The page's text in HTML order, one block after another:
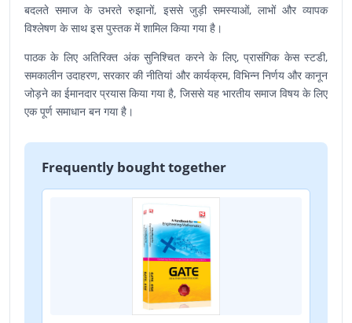
बदलते समाज के उभरते रुझानों, इससे जुड़ी समस्याओं, लाभों और व्यापक
विश्लेषण के साथ इस पुस्तक में शामिल किया गया है।
पाठक के लिए अतिरिक्त अंक सुनिश्चित करने के लिए, प्रासंगिक केस स्टडी,
समकालीन उदाहरण, सरकार की नीतियां और कार्यक्रम, विभिन्न निर्णय और कानून
जोड़ने का ईमानदार प्रयास किया गया है, जिससे यह भारतीय समाज विषय के लिए
एक पूर्ण समाधान बन गया है।
Frequently bought together